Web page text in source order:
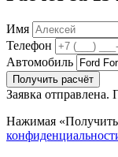
Имя
Телефон
Автомобиль
Получить расчёт
Заявка отправлена.
Нажимая «Получить